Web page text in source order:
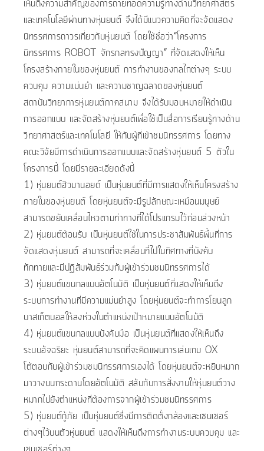
เห็นถึงความสำคัญของการถ่ายทอดความรู้ทางด้านวิทยาศาสตร์
และเทคโนโลยีผ่านทางหุ่นยนต์ จึงได้มีแนวความคิดที่จะจัดแสดง
นิทรรศการถาวรเกี่ยวกับหุ่นยนต์ โดยใช้ชื่อว่า“โครงการ
นิทรรศการ ROBOT จักรกลทรงปัญญา” ที่จัดแสดงให้เห็น
โครงสร้างภายในของหุ่นยนต์ การทำงานของกลไกต่างๆ ระบบ
ควบคุม ความแม่นยำ และความชาญฉลาดของหุ่นยนต์
สถาบันวิทยาการหุ่นยนต์ภาคสนาม จึงได้รับมอบหมายให้ดำเนิน
การออกแบบ และจัดสร้างหุ่นยนต์เพื่อใช้เป็นสื่อการเรียนรู้ทางด้าน
วิทยาศาสตร์และเทคโนโลยี ให้กับผู้ที่เข้าชมนิทรรศการ โดยทาง
คณะวิจัยมีการดำเนินการออกแบบและจัดสร้างหุ่นยนต์ 5 ตัวใน
โครงการนี้ โดยมีรายละเอียดดังนี้
1) หุ่นยนต์ฮิวมานอยด์ เป็นหุ่นยนต์ที่มีการแสดงให้เห็นโครงสร้าง
ภายในของหุ่นยนต์ โดยหุ่นยนต์จะมีรูปลักษณะเหมือนมนุษย์
สามารถขยับเคลื่อนไหวตามท่าทางที่ได้โปรแกรมไว้ก่อนล่วงหน้า
2) หุ่นยนต์ต้อนรับ เป็นหุ่นยนต์ใช้ในการประชาสัมพันธ์พื้นที่การ
จัดแสดงหุ่นยนต์ สามารถที่จะเคลื่อนที่ไปในทิศทางที่บังคับ
ทักทายและมีปฏิสัมพันธ์ร่วมกับผู้เข้าร่วมชมนิทรรศการได้
3) หุ่นยนต์แขนกลแบบอัตโนมัติ เป็นหุ่นยนต์ที่แสดงให้เห็นถึง
ระบบการทำงานที่มีความแม่นยำสูง โดยหุ่นยนต์จะทำการโยนลูก
บาสเก็ตบอลให้ลงห่วงในตำแหน่งเป้าหมายแบบอัตโนมัติ
4) หุ่นยนต์แขนกลแบบบังคับมือ เป็นหุ่นยนต์ที่แสดงให้เห็นถึง
ระบบอัจฉริยะ หุ่นยนต์สามารถที่จะคิดแผนการเล่นเกม OX
โต้ตอบกับผู้เข้าร่วมชมนิทรรศการเองได้ โดยหุ่นยนต์จะหยิบหมาก
มาวางบนกระดานโดยอัตโนมัติ สลับกับการสั่งงานให้หุ่นยนต์วาง
หมากไปยังตำแหน่งที่ต้องการจากผู้เข้าร่วมชมนิทรรศการ
5) หุ่นยนต์กู้ภัย เป็นหุ่นยนต์ซึ่งมีการติดตั้งกล้องและเซนเซอร์
ต่างๆไว้บนตัวหุ่นยนต์ แสดงให้เห็นถึงการทำงานระบบควบคุม และ